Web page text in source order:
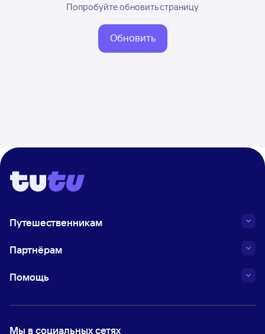
Попробуйте обновить страницу
Обновить
Путешественникам
Партнёрам
Помощь
Мы в социальных сетях